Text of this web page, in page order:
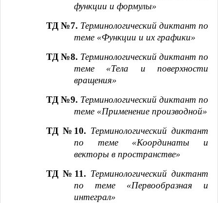
функции и формулы»
ТД №7. Терминологический диктант по
теме «Функции и их графики»
ТД №8. Терминологический диктант по
теме «Тела и поверхности
вращения»
ТД №9. Терминологический диктант по
теме «Применение производной»
ТД №10. Терминологический диктант
по теме «Координаты и
векторы в пространстве»
ТД №11. Терминологический диктант
по теме «Первообразная и
интеграл»